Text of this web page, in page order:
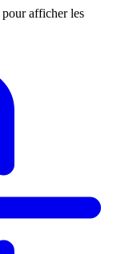
pour afficher les